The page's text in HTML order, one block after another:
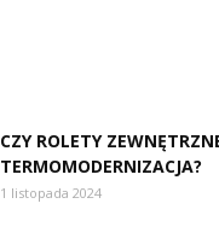
CZY ROLETY
TERMOMODERNIZACJA?
1 listopada 2024